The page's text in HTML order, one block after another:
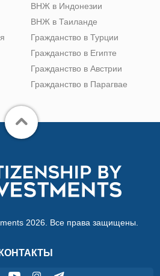
ВНЖ в Индонезии
ВНЖ в Таиланде
Гражданство в Турции
Гражданство в Египте
Гражданство в Австрии
Гражданство в Парагвае
2026. Все права защищены.
КОНТАКТЫ